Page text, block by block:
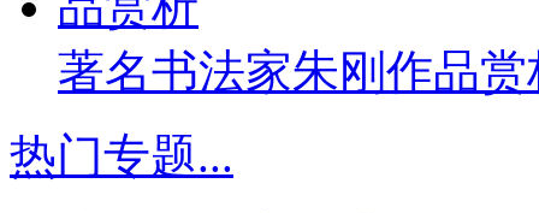
著名书法家朱刚作品赏
热门专题...